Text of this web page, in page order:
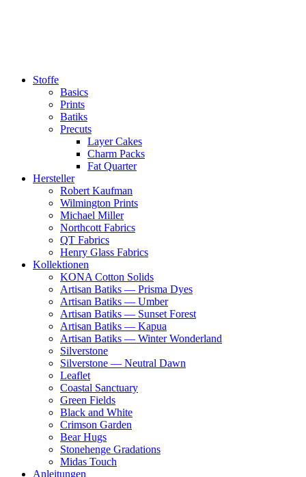
Stoffe
Basics
Prints
Batiks
Precuts
Layer Cakes
Charm Packs
Fat Quarter
Hersteller
Robert Kaufman
Wilmington Prints
Michael Miller
Northcott Fabrics
QT Fabrics
Henry Glass Fabrics
Kollektionen
KONA Cotton Solids
Artisan Batiks — Prisma Dyes
Artisan Batiks — Umber
Artisan Batiks — Sunset Forest
Artisan Batiks — Kapua
Artisan Batiks — Winter Wonderland
Silverstone
Silverstone — Neutral Dawn
Leaflet
Coastal Sanctuary
Green Fields
Black and White
Crimson Garden
Bear Hugs
Stonehenge Gradations
Midas Touch
Anleitungen